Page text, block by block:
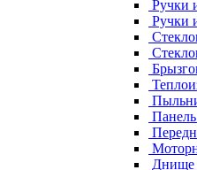
Ручки
Ручки
Панель
Днище